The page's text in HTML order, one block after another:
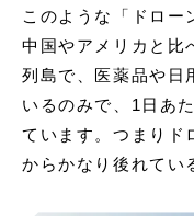
このような「ドロー
中国やアメリカと比
列島で、医薬品や日
いるのみで、1日あ
ています。つまりド
からかなり後れてい